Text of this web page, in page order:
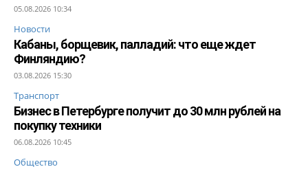
05.08.2026 10:34
Новости
Кабаны, борщевик, палладий: что еще ждет
Финляндию?
03.08.2026 15:30
Транспорт
Бизнес в Петербурге получит до 30 млн рублей на
покупку техники
06.08.2026 10:45
Общество